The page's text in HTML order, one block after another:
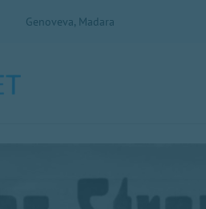
Genoveva, Madara